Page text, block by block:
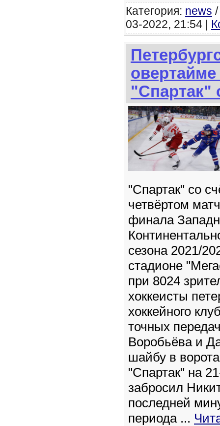
Категория: news
03-2022, 21:54 |
"Спартак"
"Спартак" со
четвёртом
финала
сезона 2021/
стадионе
при 8024
хоккеисты
хоккейного
точных
Воробьёва и
шайбу в
"Спартак" на
забросил
последней
периода ...